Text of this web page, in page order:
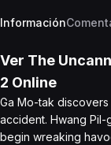
Información
Ver The
2 Online
Ga Mo-tak
accident. Hwang Pil-
begin wreaking